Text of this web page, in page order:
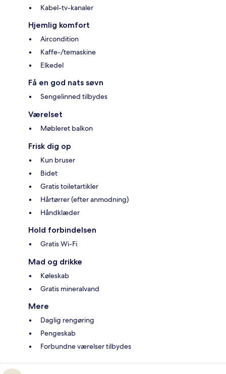
Kabel-tv-kanaler
Hjemlig komfort
Aircondition
Kaffe-/temaskine
Elkedel
Få en god nats søvn
Sengelinned tilbydes
Værelset
Møbleret balkon
Frisk dig op
Kun bruser
Bidet
Gratis toiletartikler
Hårtørrer (efter anmodning)
Håndklæder
Hold forbindelsen
Gratis Wi-Fi
Mad og drikke
Køleskab
Gratis mineralvand
Mere
Daglig rengøring
Pengeskab
Forbundne værelser tilbydes